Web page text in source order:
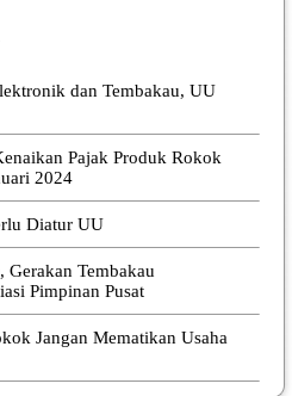
dan Tembakau, UU
Pajak Produk Rokok
2024
Diatur UU
Gerakan Tembakau
Pimpinan Pusat
Jangan Mematikan Usaha